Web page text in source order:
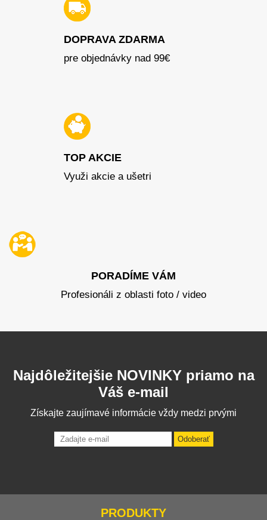
DOPRAVA ZDARMA
pre objednávky nad 99€
TOP AKCIE
Využi akcie a ušetri
PORADÍME VÁM
Profesionáli z oblasti foto / video
Najdôležitejšie NOVINKY priamo na
Váš e-mail
Získajte zaujímavé informácie vždy medzi prvými
Odoberať
PRODUKTY